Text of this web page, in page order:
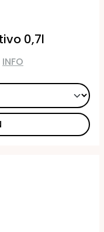
0,7l
INFO